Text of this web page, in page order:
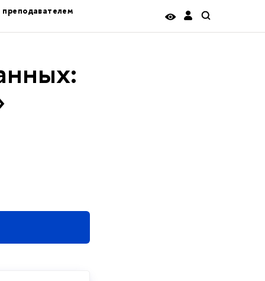
преподавателем